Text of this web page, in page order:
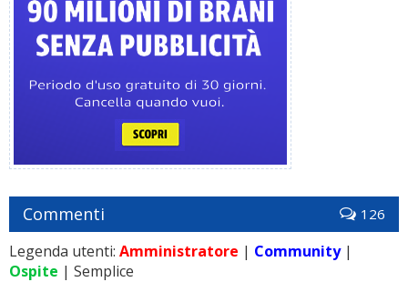
Commenti 126
Legenda utenti: Amministratore | Community|
Ospite | Semplice